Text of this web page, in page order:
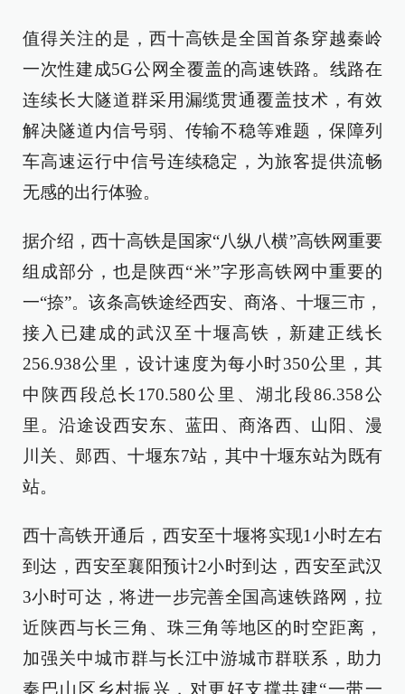
值得关注的是，西十高铁是全国首条穿越秦岭
一次性建成5G公网全覆盖的高速铁路。线路在
连续长大隧道群采用漏缆贯通覆盖技术，有效
解决隧道内信号弱、传输不稳等难题，保障列
车高速运行中信号连续稳定，为旅客提供流畅
无感的出行体验。
据介绍，西十高铁是国家“八纵八横”高铁网重要
组成部分，也是陕西“米”字形高铁网中重要的
一“捺”。该条高铁途经西安、商洛、十堰三市，
接入已建成的武汉至十堰高铁，新建正线长
256.938公里，设计速度为每小时350公里，其
中陕西段总长170.580公里、湖北段86.358公
里。沿途设西安东、蓝田、商洛西、山阳、漫
川关、郧西、十堰东7站，其中十堰东站为既有
站。
西十高铁开通后，西安至十堰将实现1小时左右
到达，西安至襄阳预计2小时到达，西安至武汉
3小时可达，将进一步完善全国高速铁路网，拉
近陕西与长三角、珠三角等地区的时空距离，
加强关中城市群与长江中游城市群联系，助力
秦巴山区乡村振兴，对更好支撑共建“一带一